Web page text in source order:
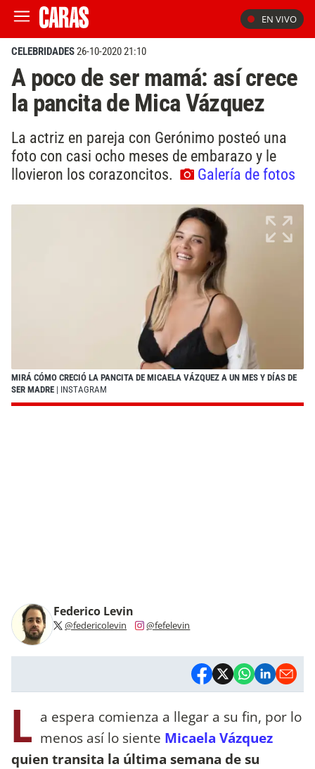
EN VIVO
CELEBRIDADES26-10-2020 21:10
A poco de ser mamá: así crece
la pancita de Mica Vázquez
La actriz en pareja con Gerónimo posteó una
foto con casi ocho meses de embarazo y le
llovieron los corazoncitos.
Galería de fotos
MIRÁ CÓMO CRECIÓ LA PANCITA DE MICAELA VÁZQUEZ A UN MES Y DÍAS DE
SER MADRE | INSTAGRAM
Federico Levin
@federicolevin @fefelevin
L a espera comienza a llegar a su fin, por lo
menos así lo siente Micaela Vázquez
quien transita la última semana de su